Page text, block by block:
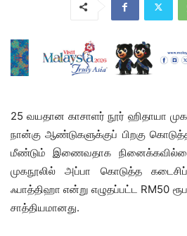
25 வயதான காசாளர் நூர் ஹிதாயா
நான்கு ஆண்டுகளுக்குப் பிறகு
மீண்டும் இணைவதாக நினைக்கவில்லை.
முகநூலில் அப்பா கொடுத்த
ஃபாத்திஹா என்று எழுதப்பட்ட RM50
சாத்தியமானது.